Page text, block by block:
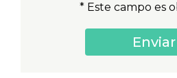
* Este campo es